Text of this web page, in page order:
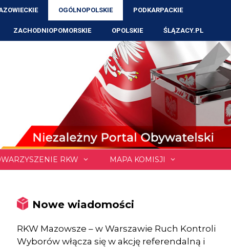
OGÓLNOPOLSKIE PODKARPACKIE
ZACHODNIOPOMORSKIE OPOLSKIE ŚLĄZACY.PL
RKW MAPA KOMISJI
Nowe wiadomości
RKW Mazowsze – w Warszawie Ruch Kontroli
Wyborów włącza się w akcję referendalną i